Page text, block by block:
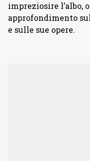
impreziosire l’albo,
approfondimento
e sulle sue opere.